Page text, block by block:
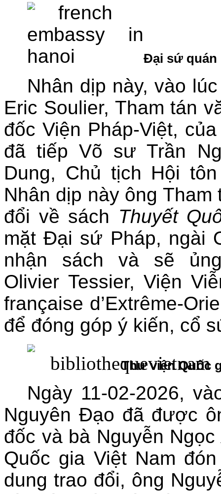
Đại sứ quán
Nhân dịp này, vào
Eric Soulier, Tham tán
đốc Viện Pháp-Việt,
đã tiếp Võ sư Trần
Dung, Chủ tịch Hội
Nhân dịp này ông
đổi về sách Thuyết
mặt Đại sứ Pháp, ngài
nhận sách và sẽ
Olivier Tessier, Viện
française d’Extrême-
để đóng góp ý kiến, cổ
Thư viện Quốc
Ngày 11-02-2026,
Nguyên Đạo đã được
đốc và bà Nguyễn
Quốc gia Việt Nam
dung trao đổi, ông